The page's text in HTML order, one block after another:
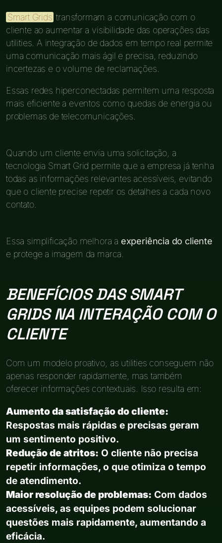
Smart Grids transformam a comunicação com o
cliente ao aumentar a visibilidade das operações das
utilities. A integração de dados em tempo real permite
uma comunicação mais ágil e precisa, reduzindo
incertezas e o volume de reclamações.
Essas redes hiperconectadas permitem uma resposta
mais eficiente a eventos como quedas de energia ou
problemas de telecomunicações.
Quando um cliente envia uma solicitação, a
tecnologia Smart Grid permite que a empresa já tenha
todas as informações relevantes acessíveis, evitando
que o cliente precise repetir os detalhes a cada novo
contato.
Essa simplificação melhora a experiência do cliente
e protege a imagem da marca.
BENEFÍCIOS DAS SMART
GRIDS NA INTERAÇÃO COM O
CLIENTE
Com um modelo proativo, as utilities conseguem não
apenas responder rapidamente, mas também
oferecer informações contextuais. Isso resulta em:
Aumento da satisfação do cliente:
Respostas mais rápidas e precisas geram
um sentimento positivo.
Redução de atritos: O cliente não precisa
repetir informações, o que otimiza o tempo
de atendimento.
Maior resolução de problemas: Com dados
acessíveis, as equipes podem solucionar
questões mais rapidamente, aumentando a
eficácia.